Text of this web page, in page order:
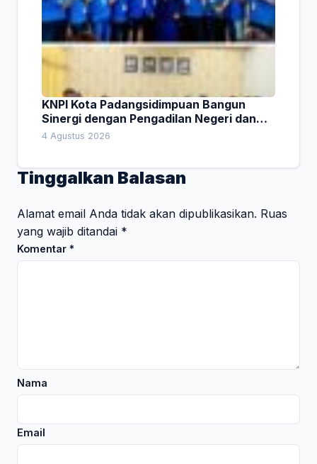
KNPI Kota Padangsidimpuan Bangun
Sinergi dengan Pengadilan Negeri dan
DPRD
4 Agustus 2026
Tinggalkan Balasan
Alamat email Anda tidak akan dipublikasikan. Ruas
yang wajib ditandai *
Komentar *
Nama
Email